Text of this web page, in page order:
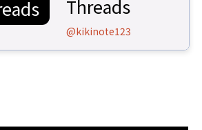
Threads
@kikinote123